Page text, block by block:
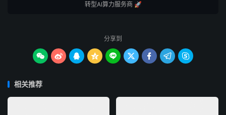
转型AI算力服务商 🚀
分享到
        
相关推荐